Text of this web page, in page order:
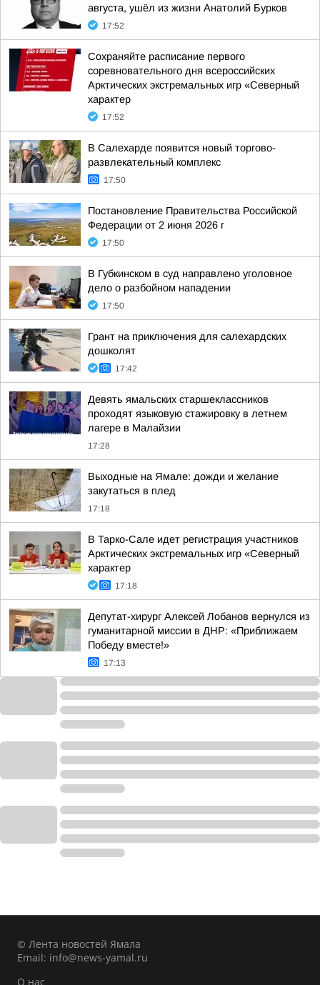
августа, ушёл из жизни Анатолий Бурков
17:52
Сохраняйте расписание первого
соревновательного дня всероссийских
Арктических экстремальных игр «Северный
характер
17:52
В Салехарде появится новый торгово-
развлекательный комплекс
17:50
Постановление Правительства Российской
Федерации от 2 июня 2026 г
17:50
В Губкинском в суд направлено уголовное
дело о разбойном нападении
17:50
Грант на приключения для салехардских
дошколят
17:42
Девять ямальских старшеклассников
проходят языковую стажировку в летнем
лагере в Малайзии
17:28
Выходные на Ямале: дожди и желание
закутаться в плед
17:18
В Тарко-Сале идет регистрация участников
Арктических экстремальных игр «Северный
характер
17:18
Депутат-хирург Алексей Лобанов вернулся из
гуманитарной миссии в ДНР: «Приближаем
Победу вместе!»
17:13
© Лента новостей Ямала
Email: info@news-yamal.ru
О нас